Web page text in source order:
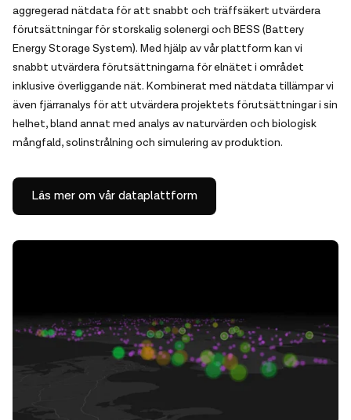
aggregerad nätdata för att snabbt och träffsäkert utvärdera
förutsättningar för storskalig solenergi och BESS (Battery
Energy Storage System). Med hjälp av vår plattform kan vi
snabbt utvärdera förutsättningarna för elnätet i området
inklusive överliggande nät. Kombinerat med nätdata tillämpar vi
även fjärranalys för att utvärdera projektets förutsättningar i sin
helhet, bland annat med analys av naturvärden och biologisk
mångfald, solinstrålning och simulering av produktion.
Läs mer om vår dataplattform